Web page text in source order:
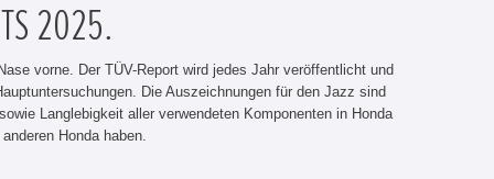
2025.
vorne. Der TÜV-Report wird jedes Jahr veröffentlicht und
Die Auszeichnungen für den Jazz sind
Langlebigkeit aller verwendeten Komponenten in Honda
Honda haben.